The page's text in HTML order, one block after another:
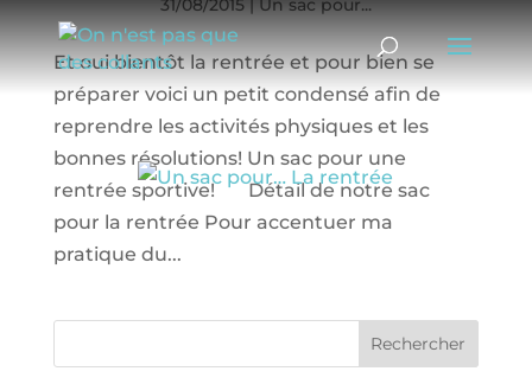
31/08/2015| Un sac pour...
Et oui bientôt la rentrée et pour bien se
préparer voici un petit condensé afin de
reprendre les activités physiques et les
bonnes résolutions! Un sac pour une
rentrée sportive! Détail de notre sac
pour la rentrée Pour accentuer ma
pratique du...